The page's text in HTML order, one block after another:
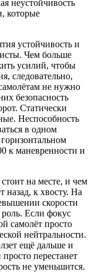
неустойчивость
которые
устойчивость и
Чем больше
усилий, чтобы
следовательно,
не нужно
безопасность
Статически
Неспособность
в одном
к маневренности и
на месте, и чем
назад, к хвосту. На
скорости
роль. Если фокус
самолёт просто
нейтральности.
ещё дальше и
перестанет
не уменьшится.